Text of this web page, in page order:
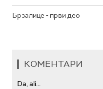
Брзалице - први део
КОМЕНТАРИ
Da, ali...